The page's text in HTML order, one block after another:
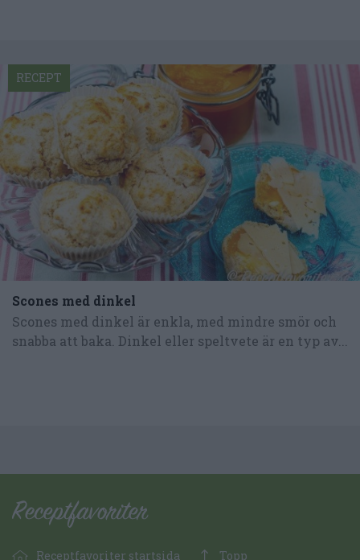
Scones med dinkel
Scones med dinkel är enkla, med mindre smör och
snabba att baka. Dinkel eller speltvete är en typ av...
RECEPT
Receptfavoriter startsida Topp